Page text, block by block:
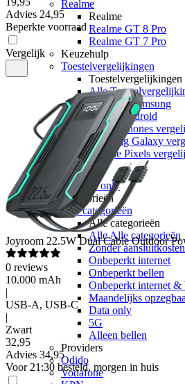
Realme
Realme
Realme GT 8 Pro
Realme GT 7 Pro
Keuzehulp
Toestelvergelijkingen
Toestelvergelijkingen
Alle
Apple vs Samsung
iOS vs Android
Apple iPhones
Samsung Galaxy
Google Pixels
Sim only
Alle sim only
Categorieën
Alle categorieën
Alle categorieën
Alle Alle categorieën
Zonder aansluitkosten
Onbeperkt internet
Onbeperkt bellen
Onbeperkt internet &
Maandelijks
Data only
5G
Alleen bellen
Providers
Odido
Vodafone
Advies 24,95
Beperkte voorraad
Vergelijk
Joyroom 22.5W Dual Cable Outdoor
0 reviews
10.000 mAh
|
USB-A, USB-C
|
Zwart
32,95
Advies 34,95
Voor 21:30 besteld, morgen in huis